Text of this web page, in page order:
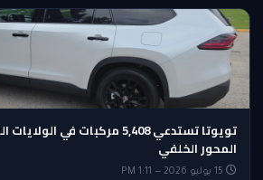
تويوتا تستدعي 5,408 مركبات في
المحور الخلفي